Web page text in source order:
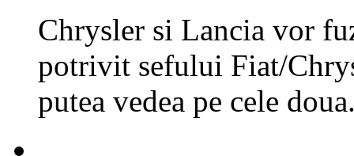
Chrysler si Lancia vor
potrivit sefului Fiat/
putea vedea pe cele